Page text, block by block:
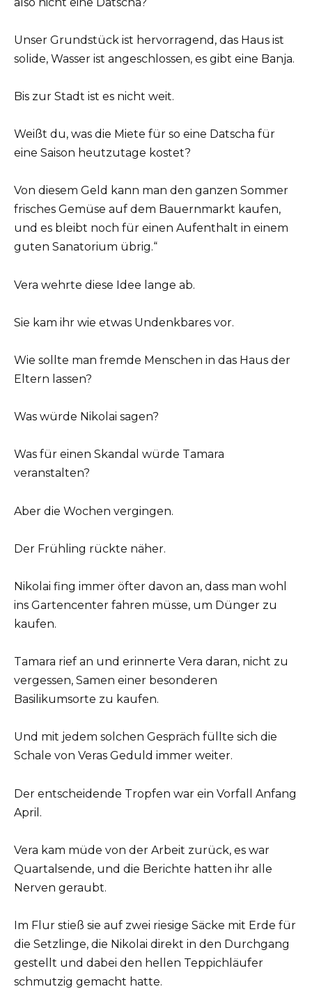
Unser Grundstück ist hervorragend, das Haus ist
solide, Wasser ist angeschlossen, es gibt eine Banja.
Bis zur Stadt ist es nicht weit.
Weißt du, was die Miete für so eine Datscha für
eine Saison heutzutage kostet?
Von diesem Geld kann man den ganzen Sommer
frisches Gemüse auf dem Bauernmarkt kaufen,
und es bleibt noch für einen Aufenthalt in einem
guten Sanatorium übrig.“
Vera wehrte diese Idee lange ab.
Sie kam ihr wie etwas Undenkbares vor.
Wie sollte man fremde Menschen in das Haus der
Eltern lassen?
Was würde Nikolai sagen?
Was für einen Skandal würde Tamara
veranstalten?
Aber die Wochen vergingen.
Der Frühling rückte näher.
Nikolai fing immer öfter davon an, dass man wohl
ins Gartencenter fahren müsse, um Dünger zu
kaufen.
Tamara rief an und erinnerte Vera daran, nicht zu
vergessen, Samen einer besonderen
Basilikumsorte zu kaufen.
Und mit jedem solchen Gespräch füllte sich die
Schale von Veras Geduld immer weiter.
Der entscheidende Tropfen war ein Vorfall Anfang
April.
Vera kam müde von der Arbeit zurück, es war
Quartalsende, und die Berichte hatten ihr alle
Nerven geraubt.
Im Flur stieß sie auf zwei riesige Säcke mit Erde für
die Setzlinge, die Nikolai direkt in den Durchgang
gestellt und dabei den hellen Teppichläufer
schmutzig gemacht hatte.